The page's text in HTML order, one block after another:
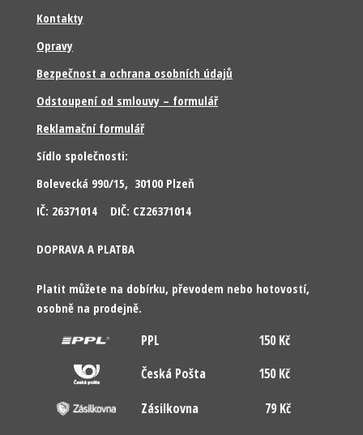
Kontakty
Opravy
Bezpečnost a ochrana osobních údajů
Odstoupení od smlouvy – formulář
Reklamační formulář
Sídlo společnosti:
Bolevecká 990/15, 30100 Plzeň
IČ: 26371014 DIČ: CZ26371014
DOPRAVA A PLATBA
Platit můžete na dobírku, převodem nebo hotovostí,
osobně na prodejně.
PPL
150 Kč
Česká Pošta
150 Kč
Zásilkovna
79 Kč